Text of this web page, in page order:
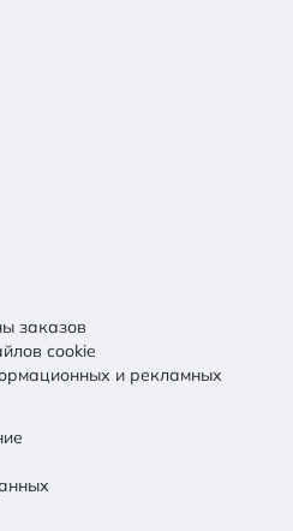
заказов
cookie
и рекламных